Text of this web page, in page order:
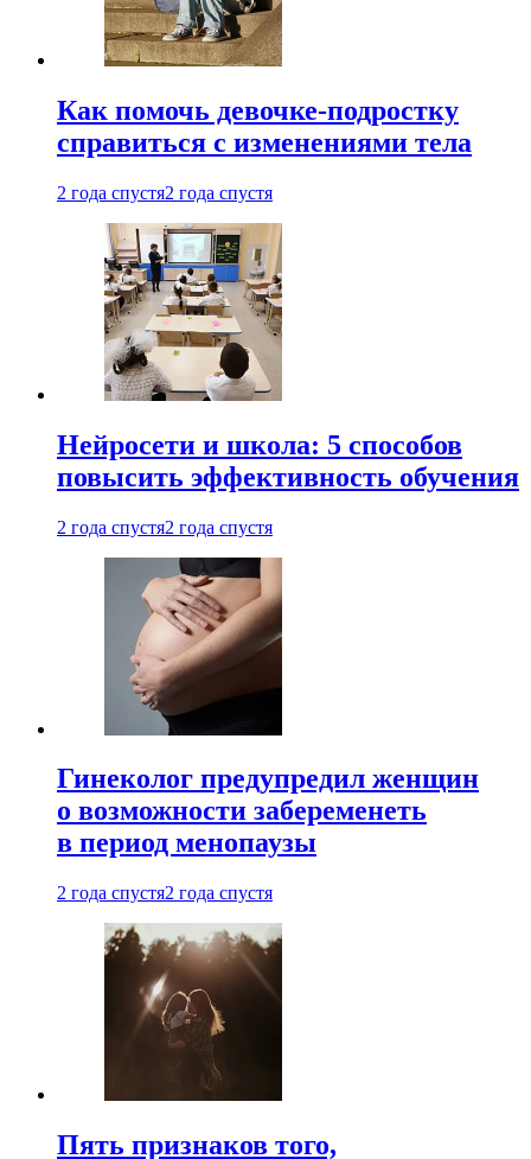
Как помочь девочке-подростку
справиться с изменениями тела
2 года спустя2 года спустя
Нейросети и школа: 5 способов
повысить эффективность обучения
2 года спустя2 года спустя
Гинеколог предупредил женщин
о возможности забеременеть
в период менопаузы
2 года спустя2 года спустя
Пять признаков того,